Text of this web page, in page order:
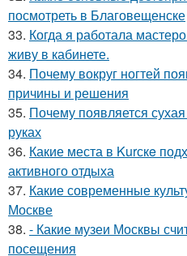
посмотреть в Благовещенске
33. Когда я работала
живу в кабинете.
34. Почему вокруг ногтей
причины и решения
35. Почему появляется
руках
36. Какие места в Kurскe
активного отдыха
37. Какие современные
Москве
38. - Какие музеи Москвы
посещения